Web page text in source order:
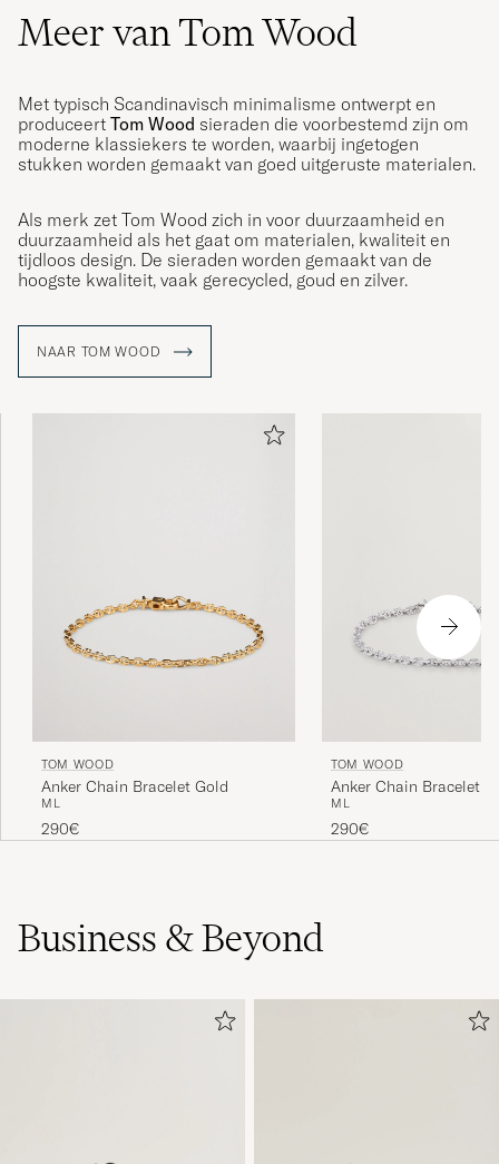
Meer van Tom Wood
Met typisch Scandinavisch minimalisme ontwerpt en
produceert Tom Wood sieraden die voorbestemd zijn om
moderne klassiekers te worden, waarbij ingetogen
stukken worden gemaakt van goed uitgeruste materialen.
Als merk zet Tom Wood zich in voor duurzaamheid en
duurzaamheid als het gaat om materialen, kwaliteit en
tijdloos design. De sieraden worden gemaakt van de
hoogste kwaliteit, vaak gerecycled, goud en zilver.
NAAR TOM WOOD
TOM WOOD
Anker Chain Bracelet Gold
M L
290€
TOM WOOD
Anker Chain Bracelet
M L
290€
Business & Beyond